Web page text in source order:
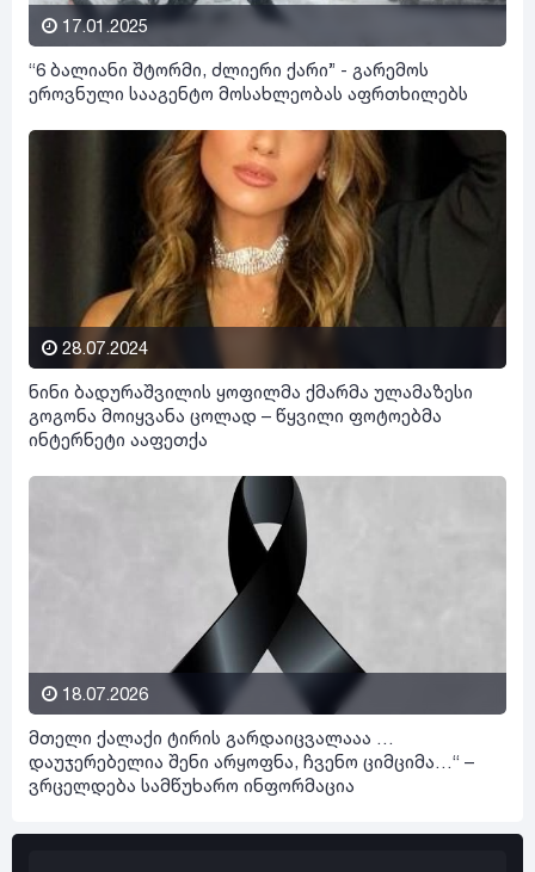
17.01.2025
“6 ბალიანი შტორმი, ძლიერი ქარი” - გარემოს
ეროვნული სააგენტო მოსახლეობას აფრთხილებს
28.07.2024
ნინი ბადურაშვილის ყოფილმა ქმარმა ულამაზესი
გოგონა მოიყვანა ცოლად – წყვილი ფოტოებმა
ინტერნეტი ააფეთქა
18.07.2026
მთელი ქალაქი ტირის გარდაიცვალააა …
დაუჯერებელია შენი არყოფნა, ჩვენო ციმციმა…“ –
ვრცელდება სამწუხარო ინფორმაცია